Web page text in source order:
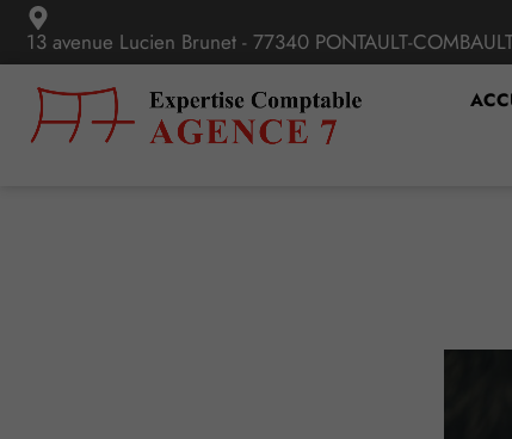
13 avenue Lucien Brunet - 77340 PONTAULT-